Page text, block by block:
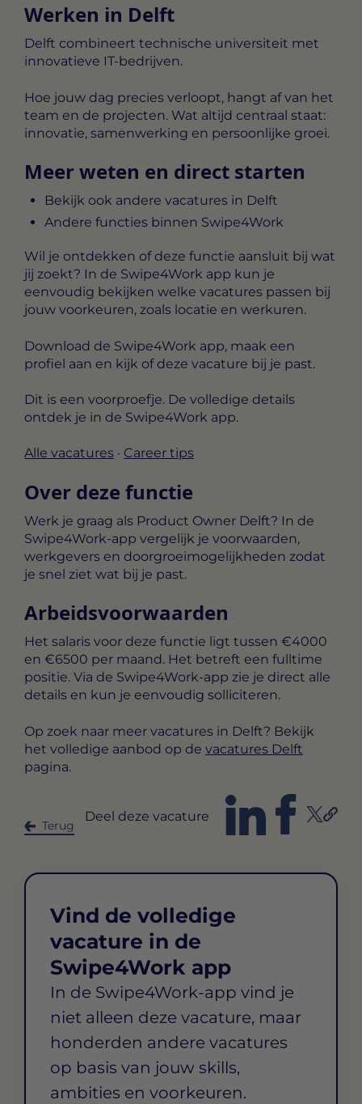
Werken in Delft
Delft combineert technische universiteit met
innovatieve IT-bedrijven.
Hoe jouw dag precies verloopt, hangt af van het
team en de projecten. Wat altijd centraal staat:
innovatie, samenwerking en persoonlijke groei.
Meer weten en direct starten
Bekijk ook andere vacatures in Delft
Andere functies binnen Swipe4Work
Wil je ontdekken of deze functie aansluit bij wat
jij zoekt? In de Swipe4Work app kun je
eenvoudig bekijken welke vacatures passen bij
jouw voorkeuren, zoals locatie en werkuren.
Download de Swipe4Work app, maak een
profiel aan en kijk of deze vacature bij je past.
Dit is een voorproefje. De volledige details
ontdek je in de Swipe4Work app.
Alle vacatures · Career tips
Over deze functie
Werk je graag als Product Owner Delft? In de
Swipe4Work-app vergelijk je voorwaarden,
werkgevers en doorgroeimogelijkheden zodat
je snel ziet wat bij je past.
Arbeidsvoorwaarden
Het salaris voor deze functie ligt tussen €4000
en €6500 per maand. Het betreft een fulltime
positie. Via de Swipe4Work-app zie je direct alle
details en kun je eenvoudig solliciteren.
Op zoek naar meer vacatures in Delft? Bekijk
het volledige aanbod op de vacatures Delft
pagina.
Terug
Deel deze vacature
Vind de volledige
vacature in de
Swipe4Work app
In de Swipe4Work-app vind je
niet alleen deze vacature, maar
honderden andere vacatures
op basis van jouw skills,
ambities en voorkeuren.